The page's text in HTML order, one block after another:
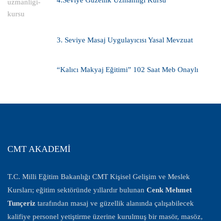
3. Seviye Masaj Uygulayıcısı Yasal Mevzuat
“Kalıcı Makyaj Eğitimi” 102 Saat Meb Onaylı
CMT AKADEMİ
T.C. Milli Eğitim Bakanlığı CMT Kişisel Gelişim ve Meslek
Kursları; eğitim sektöründe yıllardır bulunan Cenk Mehmet
Tunçeriz tarafından masaj ve güzellik alanında çalışabilecek
kalifiye personel yetiştirme üzerine kurulmuş bir masör, masöz,